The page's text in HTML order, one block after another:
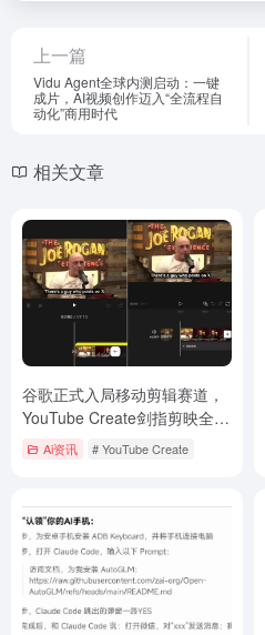
上一篇
Vidu Agent全球内测启动：一键
成片，AI视频创作迈入“全流程自
动化”商用时代
相关文章
谷歌正式入局移动剪辑赛道，
YouTube Create剑指剪映全球
市场Ai资讯 # YouTube Create